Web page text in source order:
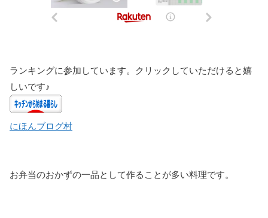
ランキングに参加しています。クリックしていただけると嬉
しいです♪
にほんブログ村
お弁当のおかずの一品として作ることが多い料理です。